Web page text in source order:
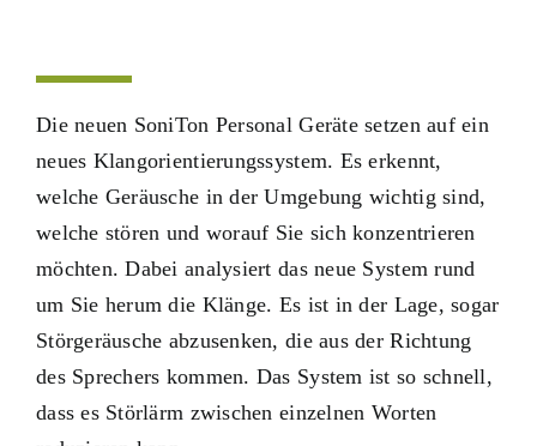
Die neuen SoniTon Personal Geräte setzen auf ein
neues Klangorientierungssystem. Es erkennt,
welche Geräusche in der Umgebung wichtig sind,
welche stören und worauf Sie sich konzentrieren
möchten. Dabei analysiert das neue System rund
um Sie herum die Klänge. Es ist in der Lage, sogar
Störgeräusche abzusenken, die aus der Richtung
des Sprechers kommen. Das System ist so schnell,
dass es Störlärm zwischen einzelnen Worten